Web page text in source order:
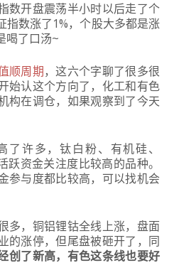
数开盘震荡半小时以后走了个
指数涨了1%，个股大多都是涨
喝了口汤~
顺周期，这六个字聊了很多很
始认这个方向了，化工和有色
构在调仓，如果观察到了今天
许多，钛白粉、有机硅、
资金关注度比较高的品种。
参与度都比较高，可以找机会
多，铜铝锂钴全线上涨，盘面
的涨停，但尾盘被砸开了，同
创了新高，有色这条线也要好